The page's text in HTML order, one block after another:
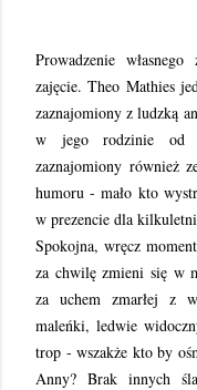
Prowadzenie
zajęcie. Theo Mathies
zaznajomiony z ludzką
w jego rodzinie od
zaznajomiony również
humoru - mało kto
w prezencie dla
Spokojna, wręcz
za chwilę zmieni się w
za uchem zmarłej z
maleńki, ledwie
trop - wszakże kto by
Anny? Brak innych